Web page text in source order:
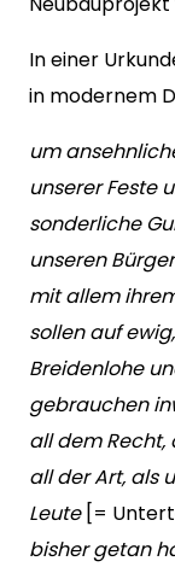
In einer
in modernem
um
unserer Feste
sonderliche
unseren
mit allem
sollen auf
Breidenlohe
gebrauchen
all dem Recht,
all der Art, als
Leute [=
bisher getan